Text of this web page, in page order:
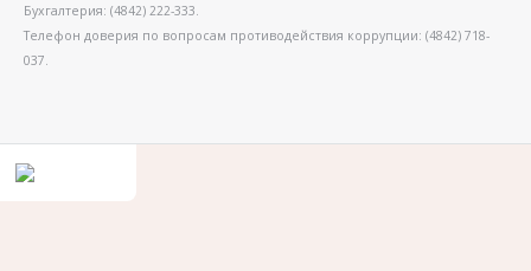
Бухгалтерия: (4842) 222-333.
Телефон доверия по вопросам противодействия коррупции: (4842) 718-
037.